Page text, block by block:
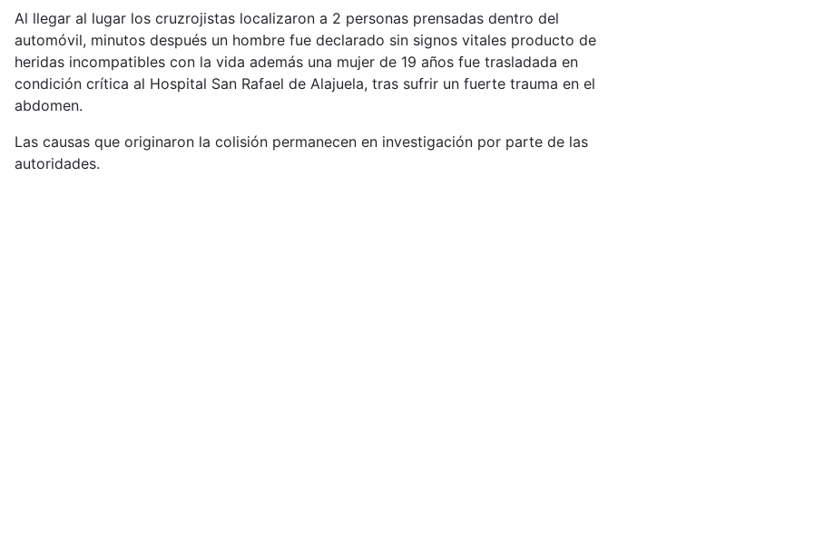
Al llegar al lugar los cruzrojistas localizaron a 2 personas prensadas dentro del
automóvil, minutos después un hombre fue declarado sin signos vitales producto de
heridas incompatibles con la vida además una mujer de 19 años fue trasladada en
condición crítica al Hospital San Rafael de Alajuela, tras sufrir un fuerte trauma en el
abdomen.
Las causas que originaron la colisión permanecen en investigación por parte de las
autoridades.